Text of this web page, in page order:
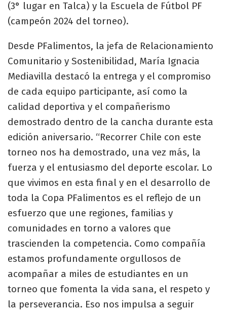
(3° lugar en Talca) y la Escuela de Fútbol PF
(campeón 2024 del torneo).
Desde PFalimentos, la jefa de Relacionamiento
Comunitario y Sostenibilidad, María Ignacia
Mediavilla destacó la entrega y el compromiso
de cada equipo participante, así como la
calidad deportiva y el compañerismo
demostrado dentro de la cancha durante esta
edición aniversario. “Recorrer Chile con este
torneo nos ha demostrado, una vez más, la
fuerza y el entusiasmo del deporte escolar. Lo
que vivimos en esta final y en el desarrollo de
toda la Copa PFalimentos es el reflejo de un
esfuerzo que une regiones, familias y
comunidades en torno a valores que
trascienden la competencia. Como compañía
estamos profundamente orgullosos de
acompañar a miles de estudiantes en un
torneo que fomenta la vida sana, el respeto y
la perseverancia. Eso nos impulsa a seguir